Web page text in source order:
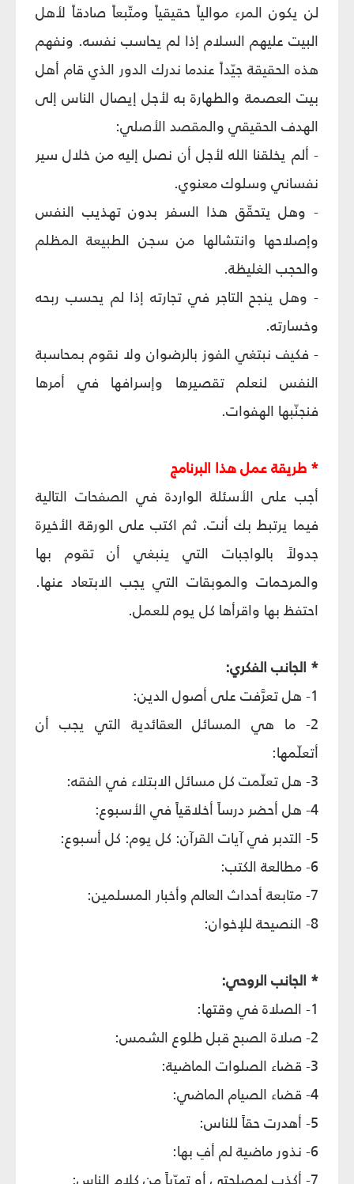
لن يكون المرء موالياً حقيقياً ومتّبعاً صادقاً لأهل
البيت عليهم السلام إذا لم يحاسب نفسه. ونفهم
هذه الحقيقة جيّداً عندما ندرك الدور الذي قام أهل
بيت العصمة والطهارة به لأجل إيصال الناس إلى
الهدف الحقيقي والمقصد الأصلي:
- ألم يخلقنا الله لأجل أن نصل إليه من خلال سير
نفساني وسلوك معنوي.
- وهل يتحقّق هذا السفر بدون تهذيب النفس
وإصلاحها وانتشالها من سجن الطبيعة المظلم
والحجب الغليظة.
- وهل ينجح التاجر في تجارته إذا لم يحسب ربحه
وخسارته.
- فكيف نبتغي الفوز بالرضوان ولا نقوم بمحاسبة
النفس لنعلم تقصيرها وإسرافها في أمرها
فنجنّبها الهفوات.
* طريقة عمل هذا البرنامج
أجب على الأسئلة الواردة في الصفحات التالية
فيما يرتبط بك أنت. ثم اكتب على الورقة الأخيرة
جدولاً بالواجبات التي ينبغي أن تقوم بها
والمرحمات والموبقات التي يجب الابتعاد عنها.
احتفظ بها واقرأها كل يوم للعمل.
* الجانب الفكري:
1- هل تعرَّفت على أصول الدين:
2- ما هي المسائل العقائدية التي يجب أن
أتعلّمها:
3- هل تعلّمت كل مسائل الابتلاء في الفقه:
4- هل أحضر درساً أخلاقياً في الأسبوع:
5- التدبر في آيات القرآن: كل يوم: كل أسبوع:
6- مطالعة الكتب:
7- متابعة أحداث العالم وأخبار المسلمين:
8- النصيحة للإخوان:
* الجانب الروحي:
1- الصلاة في وقتها:
2- صلاة الصبح قبل طلوع الشمس:
3- قضاء الصلوات الماضية:
4- قضاء الصيام الماضي:
5- أهدرت حقاً للناس:
6- نذور ماضية لم أفِ بها: